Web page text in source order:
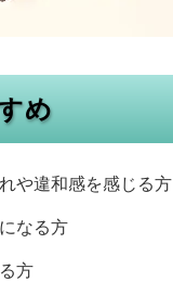
め
や違和感を感じる方
なる方
方